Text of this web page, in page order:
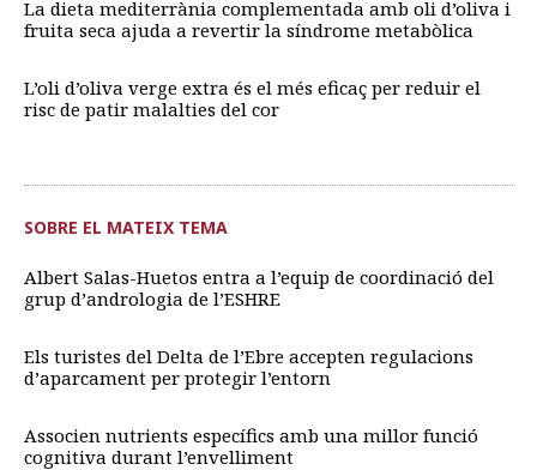
La dieta mediterrània complementada amb oli d’oliva i
fruita seca ajuda a revertir la síndrome metabòlica
L’oli d’oliva verge extra és el més eficaç per reduir el
risc de patir malalties del cor
SOBRE EL MATEIX TEMA
Albert Salas-Huetos entra a l’equip de coordinació del
grup d’andrologia de l’ESHRE
Els turistes del Delta de l’Ebre accepten regulacions
d’aparcament per protegir l’entorn
Associen nutrients específics amb una millor funció
cognitiva durant l’envelliment